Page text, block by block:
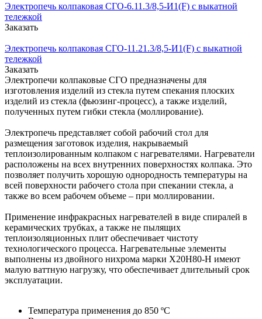
Электропечь колпаковая СГО-6.11.3/8,5-И1(F) с выкатной
тележкой
Заказать
Электропечь колпаковая СГО-11.21.3/8,5-И1(F) с выкатной
тележкой
Заказать
Электропечи колпаковые СГО предназначены для
изготовления изделий из стекла путем спекания плоских
изделий из стекла (фьюзинг-процесс), а также изделий,
полученных путем гибки стекла (моллирование).
Электропечь представляет собой рабочий стол для
размещения заготовок изделия, накрываемый
теплоизолированным колпаком с нагревателями. Нагреватели
расположены на всех внутренних поверхностях колпака. Это
позволяет получить хорошую однородность температуры на
всей поверхности рабочего стола при спекании стекла, а
также во всем рабочем объеме – при моллировании.
Применение инфракрасных нагревателей в виде спиралей в
керамических трубках, а также не пылящих
теплоизоляционных плит обеспечивает чистоту
технологического процесса. Нагревательные элементы
выполнены из двойного нихрома марки Х20Н80-Н имеют
малую ваттную нагрузку, что обеспечивает длительный срок
эксплуатации.
Температура применения до 850 ºС